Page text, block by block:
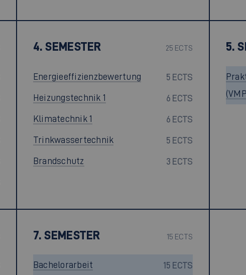
4. SEMESTER 25 ECTS
Energieeffizienzbewertung 5 ECTS
Heizungstechnik 1 6 ECTS
Klimatechnik 1 6 ECTS
Trinkwassertechnik 5 ECTS
Brandschutz 3 ECTS
5.
7. SEMESTER 15 ECTS
Bachelorarbeit 15 ECTS